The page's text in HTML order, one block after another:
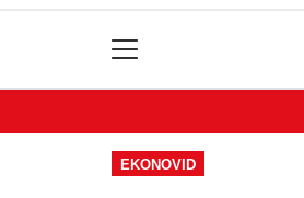
EKONOVID